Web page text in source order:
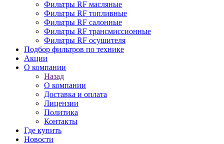
Фильтры RF масляные
Фильтры RF топливные
Фильтры RF салонные
Фильтры RF трансмиссионные
Фильтры RF осушителя
Подбор фильтров по технике
Акции
О компании
Назад
О компании
Доставка и оплата
Лицензии
Политика
Контакты
Где купить
Новости